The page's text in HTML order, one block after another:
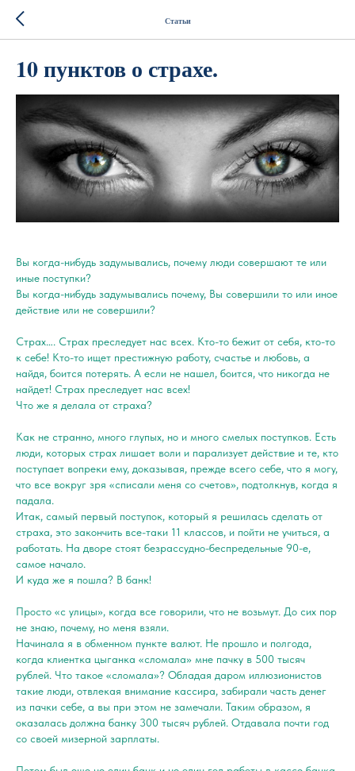
Статьи
10 пунктов о страхе.
Вы когда-нибудь задумывались, почему люди совершают те или
иные поступки?
Вы когда-нибудь задумывались почему, Вы совершили то или иное
действие или не совершили?
Страх…. Страх преследует нас всех. Кто-то бежит от себя, кто-то
к себе! Кто-то ищет престижную работу, счастье и любовь, а
найдя, боится потерять. А если не нашел, боится, что никогда не
найдет! Страх преследует нас всех!
Что же я делала от страха?
Как не странно, много глупых, но и много смелых поступков. Есть
люди, которых страх лишает воли и парализует действие и те, кто
поступает вопреки ему, доказывая, прежде всего себе, что я могу,
что все вокруг зря «списали меня со счетов», подтолкнув, когда я
падала.
Итак, самый первый поступок, который я решилась сделать от
страха, это закончить все-таки 11 классов, и пойти не учиться, а
работать. На дворе стоят безрассудно-беспредельные 90-е,
самое начало.
И куда же я пошла? В банк!
Просто «с улицы», когда все говорили, что не возьмут. До сих пор
не знаю, почему, но меня взяли.
Начинала я в обменном пункте валют. Не прошло и полгода,
когда клиентка цыганка «сломала» мне пачку в 500 тысяч
рублей. Что такое «сломала»? Обладая даром иллюзионистов
такие люди, отвлекая внимание кассира, забирали часть денег
из пачки себе, а вы при этом не замечали. Таким образом, я
оказалась должна банку 300 тысяч рублей. Отдавала почти год
со своей мизерной зарплаты.